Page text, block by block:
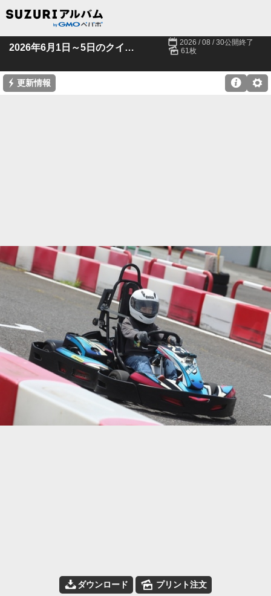
2026年6月1日～5日のクイック羽生 📅 2026 / 08 / 30公開終了
🌄 61枚
⚡ 更新情報 ⚙

📥ダウンロード 🌄 プリント注文